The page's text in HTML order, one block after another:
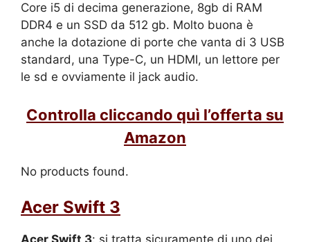
Core i5 di decima generazione, 8gb di RAM
DDR4 e un SSD da 512 gb. Molto buona è
anche la dotazione di porte che vanta di 3 USB
standard, una Type-C, un HDMI, un lettore per
le sd e ovviamente il jack audio.
Controlla cliccando quì l’offerta su
Amazon
No products found.
Acer Swift 3
Acer Swift 3: si tratta sicuramente di uno dei